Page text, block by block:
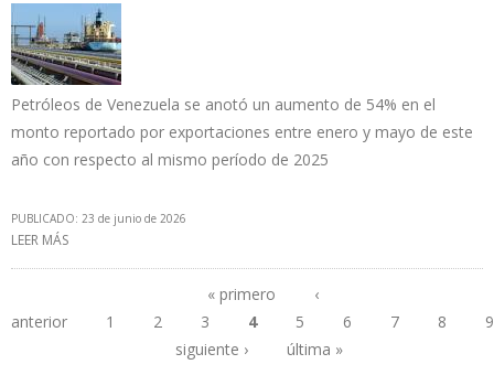
Petróleos de Venezuela se anotó un aumento de 54% en el
monto reportado por exportaciones entre enero y mayo de este
año con respecto al mismo período de 2025
PUBLICADO: 23 de junio de 2026
LEER MÁS
Páginas
« primero
‹
anterior
1 2 3 4 5 6 7 8
9
siguiente ›
última »